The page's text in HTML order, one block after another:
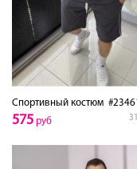
Спортивный костюм
575 руб